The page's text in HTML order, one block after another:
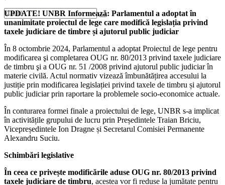
UPDATE! UNBR Informează: Parlamentul a adoptat în
unanimitate proiectul de lege care modifică legislația privind
taxele judiciare de timbre și ajutorul public judiciar
În 8 octombrie 2024, Parlamentul a adoptat Proiectul de lege pentru
modificarea şi completarea OUG nr. 80/2013 privind taxele judiciare
de timbru şi a OUG nr. 51 /2008 privind ajutorul public judiciar în
materie civilă. Actul normativ vizează îmbunătățirea accesului la
justiție prin modificarea legislației privind taxele de timbru și ajutorul
public judiciar prin raportare la problemele socio-economice actuale.
În conturarea formei finale a proiectului de lege, UNBR s-a implicat
în activitățile grupului de lucru prin Președintele Traian Briciu,
Vicepreședintele Ion Dragne și Secretarul Comisiei Permanente
Alexandru Suciu.
Schimbări legislative
În ceea ce privește modificările aduse OUG nr. 80/2013 privind
taxele judiciare de timbru, acestea vor fi reduse la jumătate pentru